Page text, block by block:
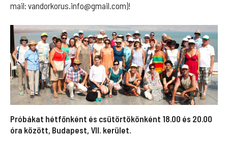
mail: vandorkorus.info@gmail.com)!
Próbákat hétfőnként és csütörtökönként 18.00 és 20.00
óra között, Budapest, VII. kerület.